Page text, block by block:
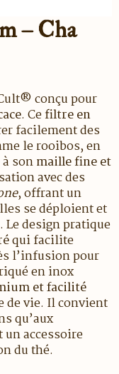
– Cha
conçu pour
. Cefiltre en
facilement des
le rooibos, en
sonmaille fine et
avec des
, offrant un
se déploient et
design pratique
qui facilite
l’infusion pour
en inox
et facilité
de vie. Il convient
qu’aux
accessoire
du thé.